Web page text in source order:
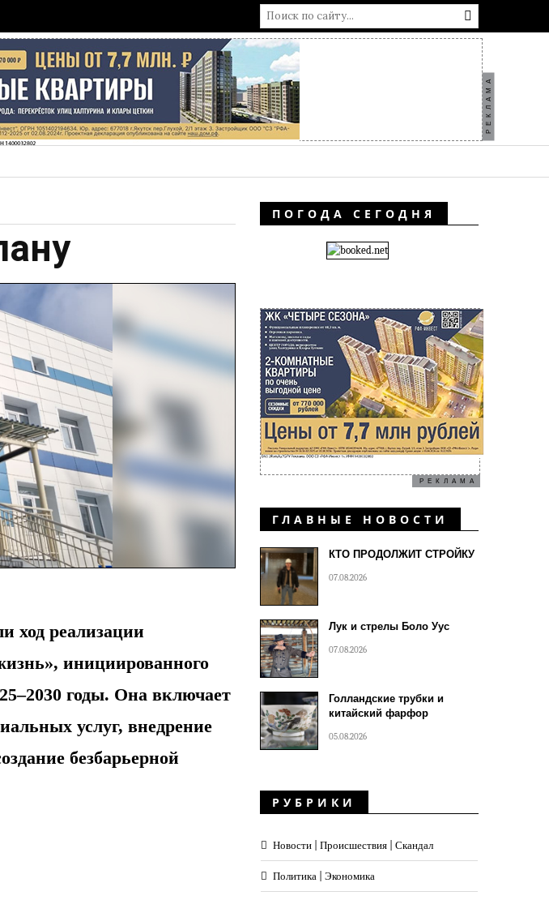
РЕКЛАМА
ход реализации
инициированного
годы. Она включает
услуг, внедрение
безбарьерной
ПОГОДА СЕГОДНЯ
РЕКЛАМА
ГЛАВНЫЕ НОВОСТИ
КТО ПРОДОЛЖИТ СТРОЙКУ
07.08.2026
Лук и стрелы Боло Уус
07.08.2026
Голландские трубки и
китайский фарфор
05.08.2026
РУБРИКИ
Новости | Происшествия | Скандал
Политика | Экономика